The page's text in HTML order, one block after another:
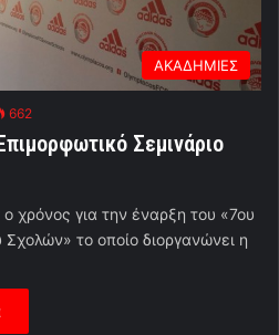
ΑΚΑΔΗΜΙΕΣ
662
Σεμινάριο
χρόνος για την έναρξη του «7ου
το οποίο διοργανώνει η